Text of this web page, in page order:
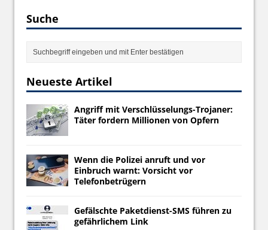
Suche
Neueste Artikel
Angriff mit Verschlüsselungs-Trojaner:
Täter fordern Millionen von Opfern
Wenn die Polizei anruft und vor
Einbruch warnt: Vorsicht vor
Telefonbetrügern
Gefälschte Paketdienst-SMS führen zu
gefährlichem Link